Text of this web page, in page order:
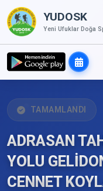
YUDOSK
Yeni Ufuklar Doğa
TAMAMLANDI
ADRASAN
YOLU
CENNET